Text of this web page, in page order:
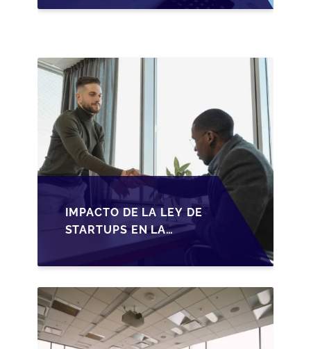
ADAPTACIONES
2026
IMPACTO DE LA LEY DE
STARTUPS EN LA
TRANSMISIÓN DE
PYMES ESPAÑOLAS